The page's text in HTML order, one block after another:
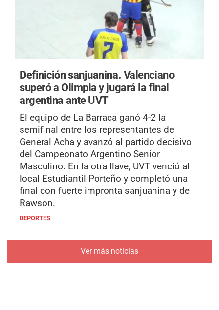
Definición sanjuanina. Valenciano
superó a Olimpia y jugará la final
argentina ante UVT
El equipo de La Barraca ganó 4-2 la
semifinal entre los representantes de
General Acha y avanzó al partido decisivo
del Campeonato Argentino Senior
Masculino. En la otra llave, UVT venció al
local Estudiantil Porteño y completó una
final con fuerte impronta sanjuanina y de
Rawson.
DEPORTES
Ver más noticias